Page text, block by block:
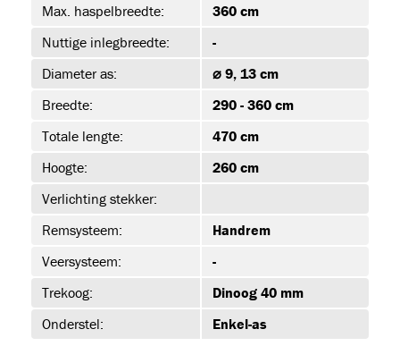
Max. haspelbreedte:
360 cm
Nuttige inlegbreedte:
-
Diameter as:
⌀ 9, 13 cm
Breedte:
290 - 360 cm
Totale lengte:
470 cm
Hoogte:
260 cm
Verlichting stekker:
Remsysteem:
Handrem
Veersysteem:
-
Trekoog:
Dinoog 40 mm
Onderstel:
Enkel-as